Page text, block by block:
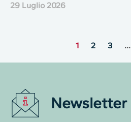
29 Luglio 2026
1 2 3 …
Newsletter